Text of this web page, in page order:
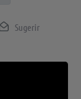
Sugerir